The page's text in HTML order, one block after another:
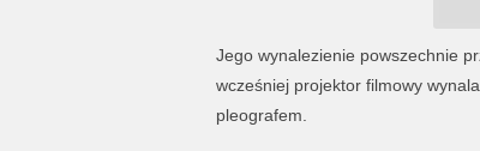
Jego wynalezienie powszechnie
wcześniej projektor filmowy
pleografem.